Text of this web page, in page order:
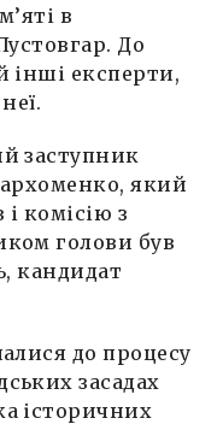
в
До
інші експерти,
заступник
який
комісію з
голови був
кандидат
до процесу
засадах
історичних